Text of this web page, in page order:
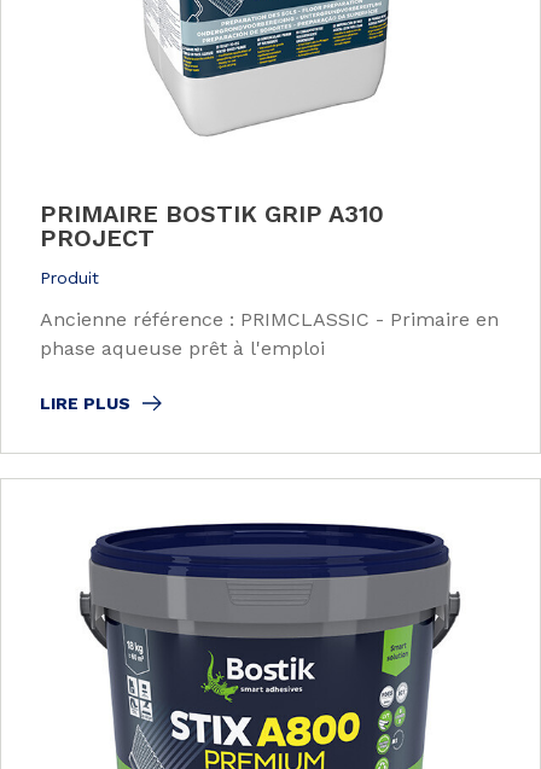
PRIMAIRE BOSTIK GRIP A310
PROJECT
Produit
Ancienne référence : PRIMCLASSIC - Primaire en
phase aqueuse prêt à l'emploi
LIRE PLUS